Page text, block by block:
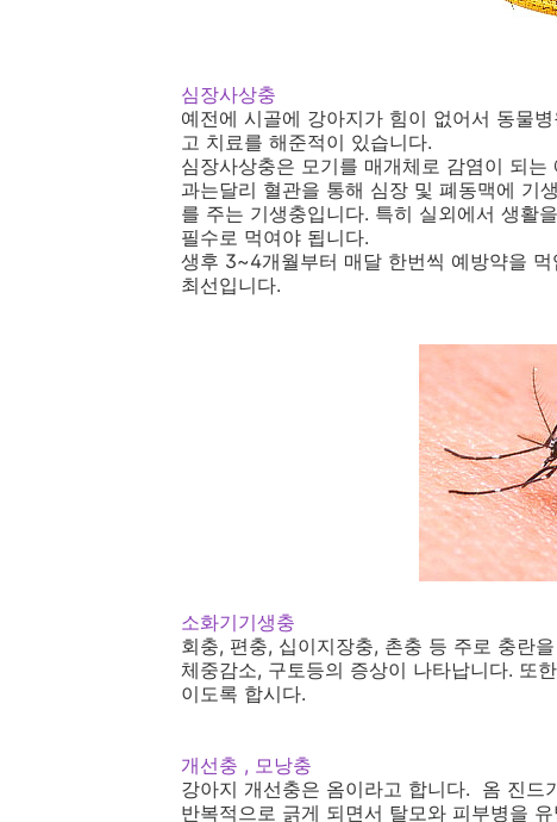
심장사상충
예전에 시골에 강아지가 힘이 없어서 동물
고 치료를 해준적이 있습니다.
심장사상충은 모기를 매개체로 감염이 되
과는달리 혈관을 통해 심장 및 폐동맥에 기
를 주는 기생충입니다. 특히 실외에서 생활
필수로 먹여야 됩니다.
생후 3~4개월부터 매달 한번씩 예방약을
최선입니다.
소화기기생충
회충, 편충, 십이지장충, 촌충 등 주로 충란
체중감소, 구토등의 증상이 나타납니다. 또
이도록 합시다.
개선충 , 모낭충
강아지 개선충은 옴이라고 합니다. 옴 진드
반복적으로 긁게 되면서 탈모와 피부병을